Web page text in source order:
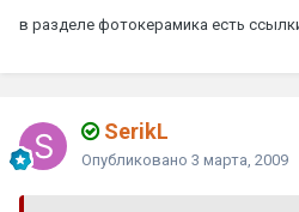
в разделе фотокерамика есть
SerikL
Опубликовано 3 марта, 2009